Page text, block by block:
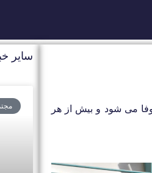
می شود و بیش از هر
سایر